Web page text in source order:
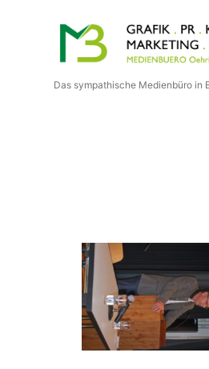
Oehri
Das sympathische Medienbüro in